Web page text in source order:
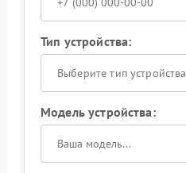
Тип устройства:
Выберите тип устройства
Модель устройства: